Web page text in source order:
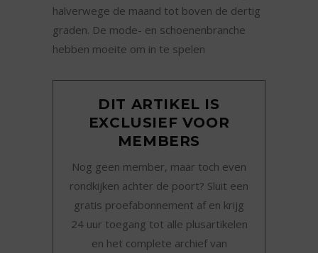
halverwege de maand tot boven de dertig
graden. De mode- en schoenenbranche
hebben moeite om in te spelen
DIT ARTIKEL IS
EXCLUSIEF VOOR
MEMBERS
Nog geen member, maar toch even
rondkijken achter de poort? Sluit een
gratis proefabonnement af en krijg
24 uur toegang tot alle plusartikelen
en het complete archief van